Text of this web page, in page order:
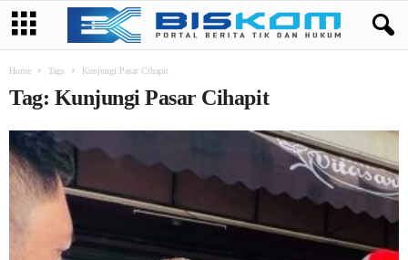
Home Tags Kunjungi Pasar Cihapit
Tag: Kunjungi Pasar Cihapit